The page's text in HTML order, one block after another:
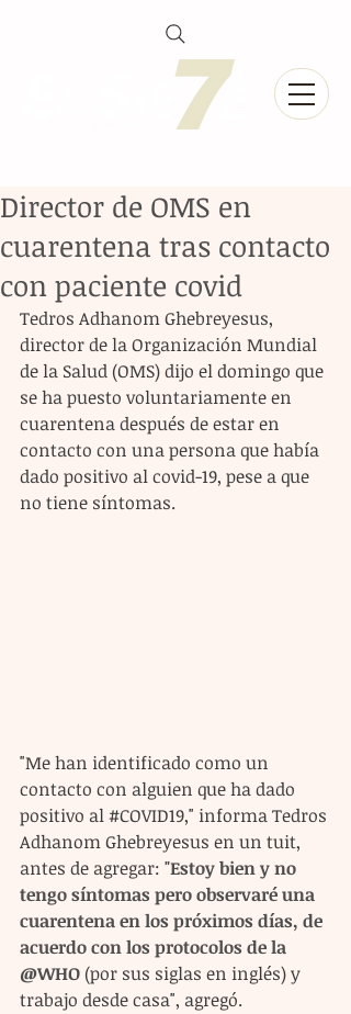
Director de OMS en
cuarentena tras contacto
con paciente covid
Tedros Adhanom Ghebreyesus,
director de la Organización Mundial
de la Salud (OMS) dijo el domingo que
se ha puesto voluntariamente en
cuarentena después de estar en
contacto con una persona que había
dado positivo al covid-19, pese a que
no tiene síntomas.
"Me han identificado como un
contacto con alguien que ha dado
positivo al #COVID19," informa Tedros
Adhanom Ghebreyesus en un tuit,
antes de agregar: "Estoy bien y no
tengo síntomas pero observaré una
cuarentena en los próximos días, de
acuerdo con los protocolos de la
@WHO (por sus siglas en inglés) y
trabajo desde casa", agregó.